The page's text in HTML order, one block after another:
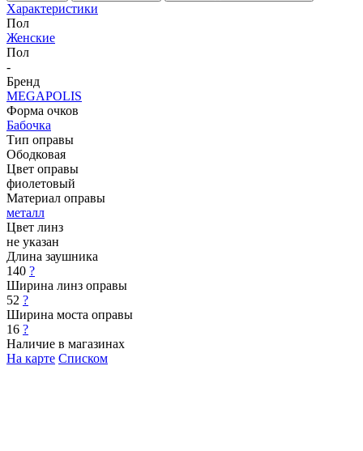
Характеристики
Пол
Женские
Пол
-
Бренд
MEGAPOLIS
Форма очков
Бабочка
Тип оправы
Ободковая
Цвет оправы
фиолетовый
Материал оправы
металл
Цвет линз
не указан
Длина заушника
140 ?
Ширина линз оправы
52 ?
Ширина моста оправы
16 ?
Наличие в магазинах
На карте Списком